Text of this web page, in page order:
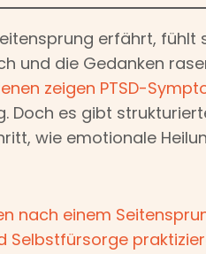
erfährt, fühlt
und die Gedanken
zeigen PTSD-
es gibt
wie emotionale
nach einem
Selbstfürsorge